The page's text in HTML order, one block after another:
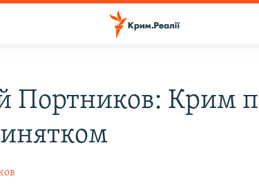
Портников: Крим